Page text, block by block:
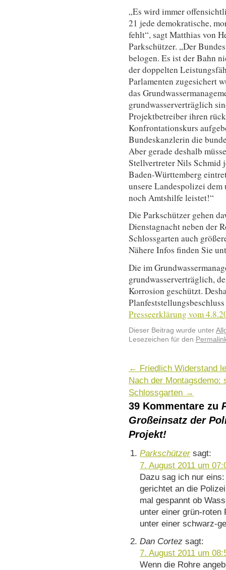
„Es wird immer
21 jede demokratische,
fehlt“, sagt Matthias von
Parkschützer. „Der
belogen. Es ist der Bahn
der doppelten
Parlamenten zugesichert
das
grundwasserverträglich
Projektbetreiber ihren
Konfrontationskurs
Bundeskanzlerin die
Aber gerade deshalb
Stellvertreter Nils Schmid
Baden-Württemberg
unsere Landespolizei
noch Amtshilfe leistet!“
Die Parkschützer gehen
Dienstagnacht neben der
Schlossgarten auch
Nähere Infos finden Sie
Die im
grundwasserverträglich,
Korrosion geschützt.
Presseerklärung vom
Dieser Beitrag wurde unter
Lesezeichen für den
← Friedlich Widerstand
Nach der Montagsdemo:
Schlossgarten →
39 Kommentare zu
Großeinsatz der
Projekt!
Parkschützer sagt:
7. August 2011 um
Dazu sag ich nur
gerichtet an die
mal gespannt ob
unter einer grün-roten
unter einer schwarz-
Dan Cortez sagt:
7. August 2011 um
Wenn die Rohre